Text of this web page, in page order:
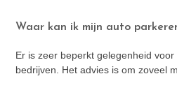
Waar kan ik mijn auto
Er is zeer beperkt gelegenheid
bedrijven. Het advies is om zoveel